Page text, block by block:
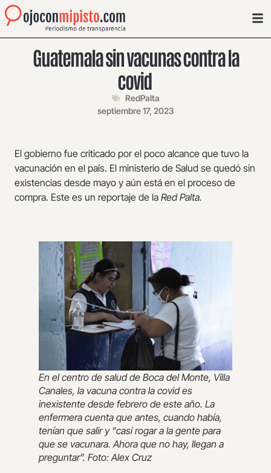
Guatemala sin vacunas contra la
covid
RedPalta
septiembre 17, 2023
El gobierno fue criticado por el poco alcance que tuvo la
vacunación en el país. El ministerio de Salud se quedó sin
existencias desde mayo y aún está en el proceso de
compra. Este es un reportaje de la Red Palta.
En el centro de salud de Boca del Monte, Villa
Canales, la vacuna contra la covid es
inexistente desde febrero de este año. La
enfermera cuenta que antes, cuando había,
tenían que salir y “casi rogar a la gente para
que se vacunara. Ahora que no hay, llegan a
preguntar”. Foto: Alex Cruz